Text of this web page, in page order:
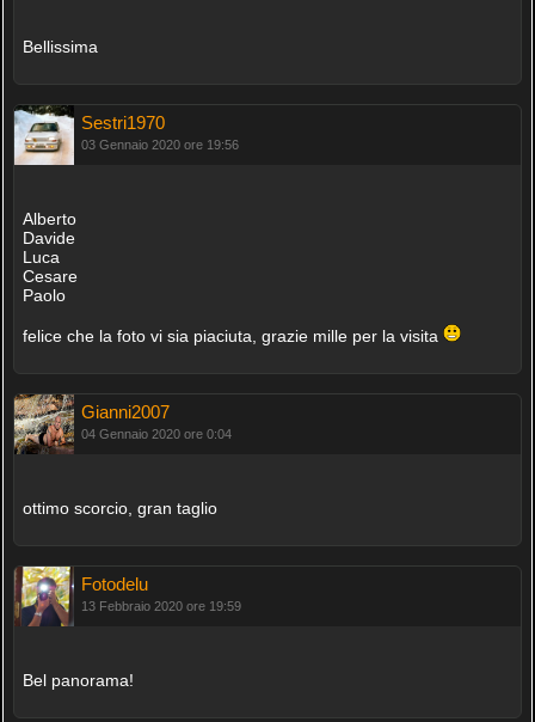
Bellissima
Sestri1970
03 Gennaio 2020 ore 19:56
Alberto
Davide
Luca
Cesare
Paolo
felice che la foto vi sia piaciuta, grazie mille per la visita
Gianni2007
04 Gennaio 2020 ore 0:04
ottimo scorcio, gran taglio
Fotodelu
13 Febbraio 2020 ore 19:59
Bel panorama!